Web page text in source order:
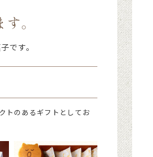
。
です。
トのあるギフトとしてお